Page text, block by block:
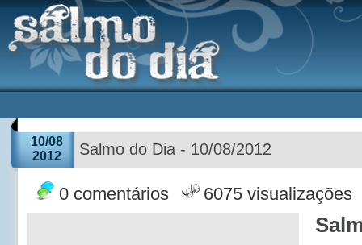
10/08
2012
Salmo do Dia - 10/08/2012
0 comentários 6075 visualizações